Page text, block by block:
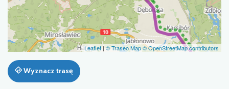
Leaflet | © Traseo Map© OpenStreetMap contributors
Wyznacz trasę